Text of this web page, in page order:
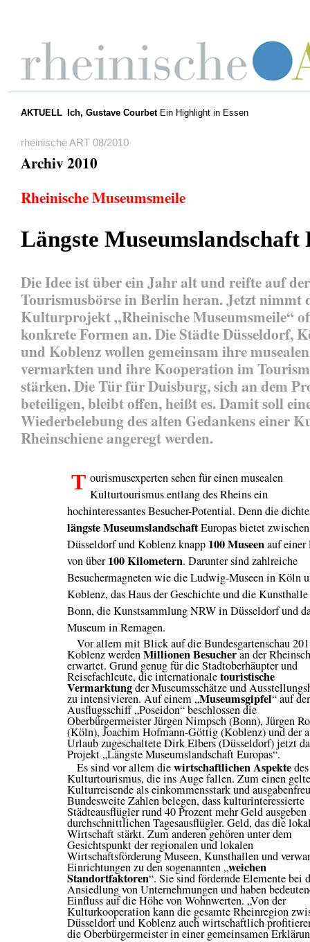
AKTUELL Ich, Gustave CourbetEin Highlight in Essen
rheinische ART 08/2010
Archiv 2010
Rheinische Museumsmeile
Längste Museumslandschaft
Die Idee ist über ein Jahr alt und reifte auf der
Tourismusbörse in Berlin heran. Jetzt nimmt
Kulturprojekt „Rheinische Museumsmeile“
konkrete Formen an. Die Städte Düsseldorf,
und Koblenz wollen gemeinsam ihre
vermarkten und ihre Kooperation im
stärken. Die Tür für Duisburg, sich an dem
beteiligen, bleibt offen, heißt es. Damit soll
Wiederbelebung des alten Gedankens einer
Rheinschiene angeregt werden.
T ourismusexperten sehen für einen musealen
Kulturtourismus entlang des Rheins ein
hochinteressantes Besucher-Potential. Denn die
längste MuseumslandschaftEuropas bietet zwischen
Düsseldorf und Koblenz knapp 100 Museenauf einer
von über100 Kilometern. Darunter sind zahlreiche
Besuchermagneten wie die Ludwig-Museen in Köln
Koblenz, das Haus der Geschichte und die
Bonn, die Kunstsammlung NRW in Düsseldorf und
Museum in Remagen.
Vor allem mit Blick auf die Bundesgartenschau
Koblenz werdenMillionen Besucheran der
erwartet. Grund genug für die Stadtoberhäupter und
Reisefachleute, die internationaletouristische
Vermarktungder Museumsschätze und
zu intensivieren. Auf einem „Museumsgipfel“ auf
Ausflugsschiff „Poseidon“ beschlossen die
Oberbürgermeister Jürgen Nimpsch (Bonn), Jürgen
(Köln), Joachim Hofmann-Göttig (Koblenz) und der
Urlaub zugeschaltete Dirk Elbers (Düsseldorf) jetzt
Projekt „Längste Museumslandschaft Europas“.
Es sind vor allem diewirtschaftlichen Aspektedes
Kulturtourismus, die ins Auge fallen. Zum einen
Kulturreisende als einkommensstark und
Bundesweite Zahlen belegen, dass kulturinteressierte
Städteausflügler rund 40 Prozent mehr Geld
durchschnittlichen Tagesausflügler. Geld, das die
Wirtschaft stärkt. Zum anderen gehören unter dem
Gesichtspunkt der regionalen und lokalen
Wirtschaftsförderung Museen, Kunsthallen und
Einrichtungen zu den sogenannten „weichen
Standortfaktoren“. Sie sind fördernde Elemente bei
Ansiedlung von Unternehmungen und haben
Einfluss auf die Höhe von Wohnwerten. „Von der
Kulturkooperation kann die gesamte Rheinregion
Düsseldorf und Koblenz auch wirtschaftlich
die Oberbürgermeister in einer gemeinsamen